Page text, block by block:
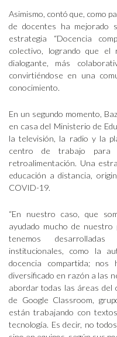
Asimismo, contó que, como
de docentes ha mejorado
estrategia “Docencia
colectivo, logrando que el
dialogante, más
convirtiéndose en una
conocimiento.
En un segundo momento,
en casa del Ministerio de
la televisión, la radio y la
centro de trabajo para
retroalimentación. Una
educación a distancia,
COVID-19.
“En nuestro caso, que
ayudado mucho de
tenemos desarrolladas
institucionales, como la
docencia compartida;
diversificado en razón a las
abordar todas las áreas del
de Google Classroom,
están trabajando con
tecnología. Es decir, no